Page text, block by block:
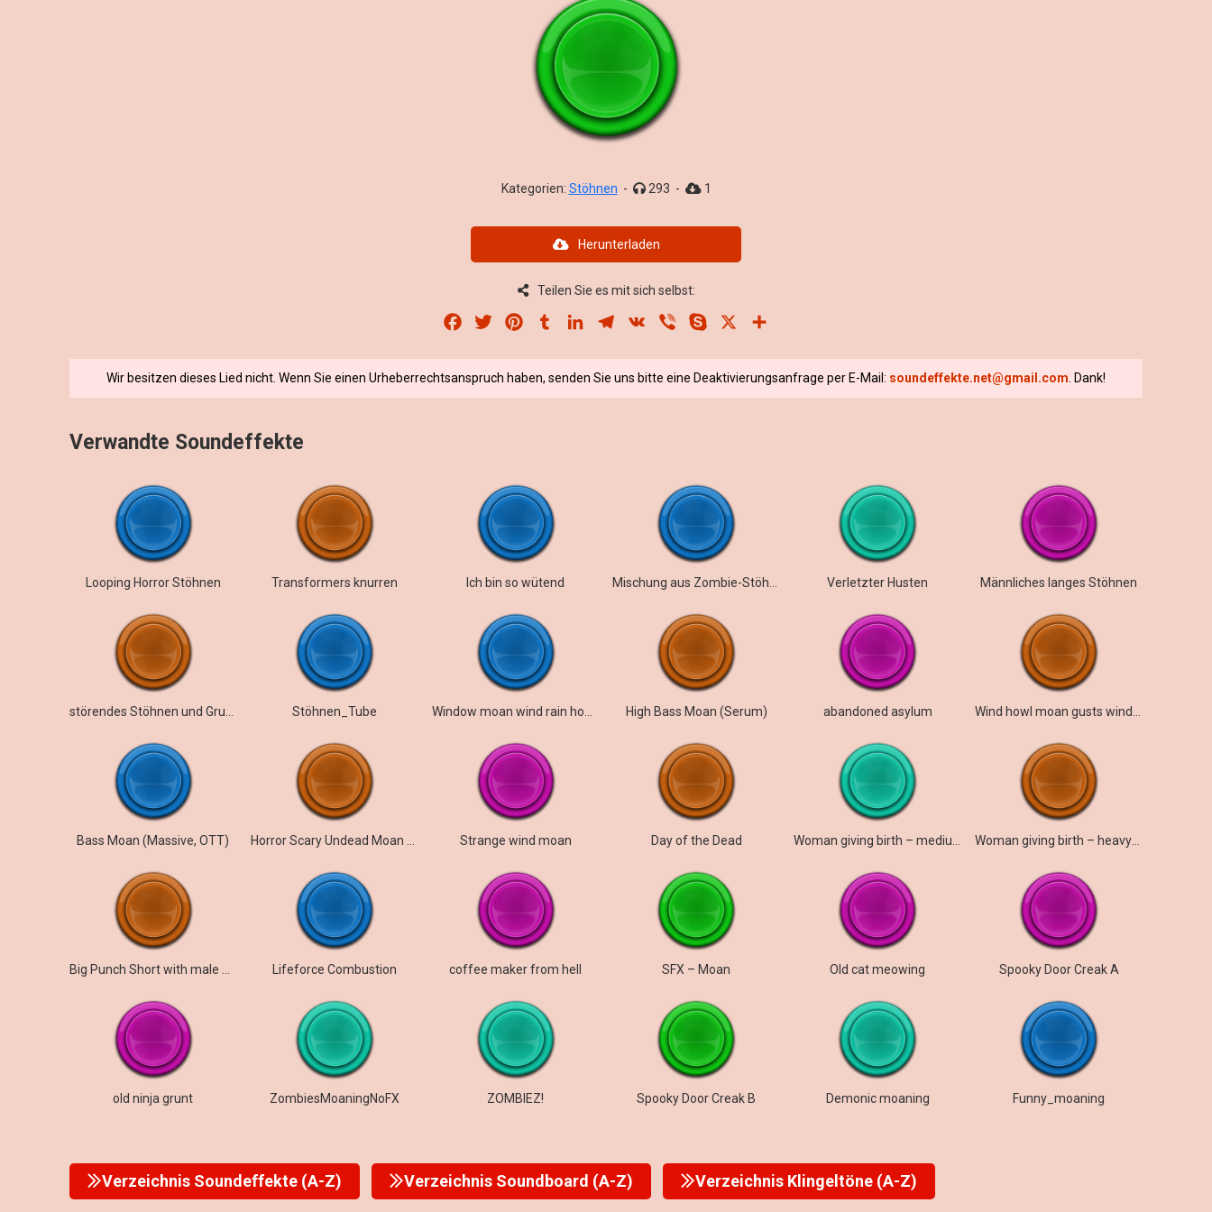
Kategorien: Stöhnen - 293 - 1
Herunterladen
Teilen Sie es mit sich selbst:
Facebook
Twitter PinterestTumblrLinkedInTelegram
VK Viber Skype
Wir besitzen dieses Lied nicht. Wenn Sie einen Urheberrechtsanspruch haben, senden Sie uns bitte eine Deaktivierungsanfrage per E-Mail: soundeffekte.net@gmail.com . Dank!
Verwandte Soundeffekte
Looping Horror Stöhnen Transformers knurren Ich bin so wütend Verletzter Husten Männliches langes Stöhnen
Stöhnen_Tube High Bass Moan (Serum) abandoned asylum
Bass Moan (Massive, OTT) Strange wind moan Day of the Dead
Lifeforce Combustion coffee maker from hell SFX – Moan Old cat meowing Spooky Door Creak A
old ninja grunt ZombiesMoaningNoFX ZOMBIEZ! Spooky Door Creak B Demonic moaning Funny_moaning
Verzeichnis Soundeffekte (A-Z) Verzeichnis Soundboard (A-Z) Verzeichnis Klingeltöne (A-Z)